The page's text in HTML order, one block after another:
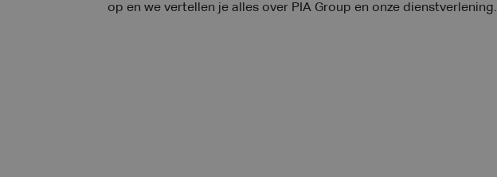
op en we vertellen je alles over PIA Group en onze dienstverlening.